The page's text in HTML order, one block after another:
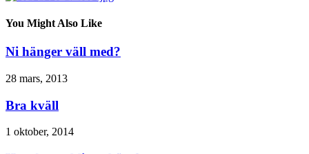
You Might Also Like
Ni hänger väll med?
28 mars, 2013
Bra kväll
1 oktober, 2014